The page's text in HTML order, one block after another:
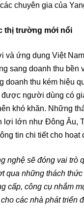
chuyên gia của
thị trường mới nổi
và ứng dụng Việt
sang doanh thu bền
doanh thu kém hiệu
người dùng có
khó khăn. Những
lợi lớn như Đông Âu,
tin chi tiết cho
nghệ sẽ đóng vai
qua những thách
cấp, công cụ nhắm
các nhà phát triển